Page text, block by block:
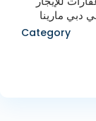
دبي مارينا
Category